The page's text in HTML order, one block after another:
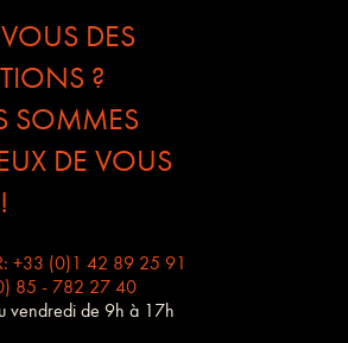
DES
?
SOMMES
DE VOUS
+33 (0)1 42 89 25 91
85 - 782 27 40
vendredi de 9h à 17h